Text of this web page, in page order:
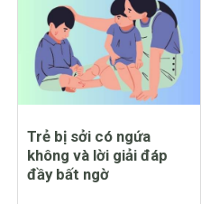
Trẻ bị sởi có ngứa
không và lời giải đáp
đầy bất ngờ